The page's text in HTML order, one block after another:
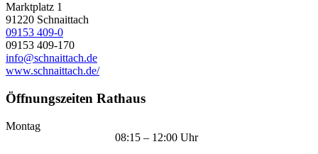
Marktplatz 1
91220 Schnaittach
09153 409-0
09153 409-170
info@schnaittach.de
www.schnaittach.de/
Öffnungszeiten Rathaus
Montag
08:15 – 12:00 Uhr